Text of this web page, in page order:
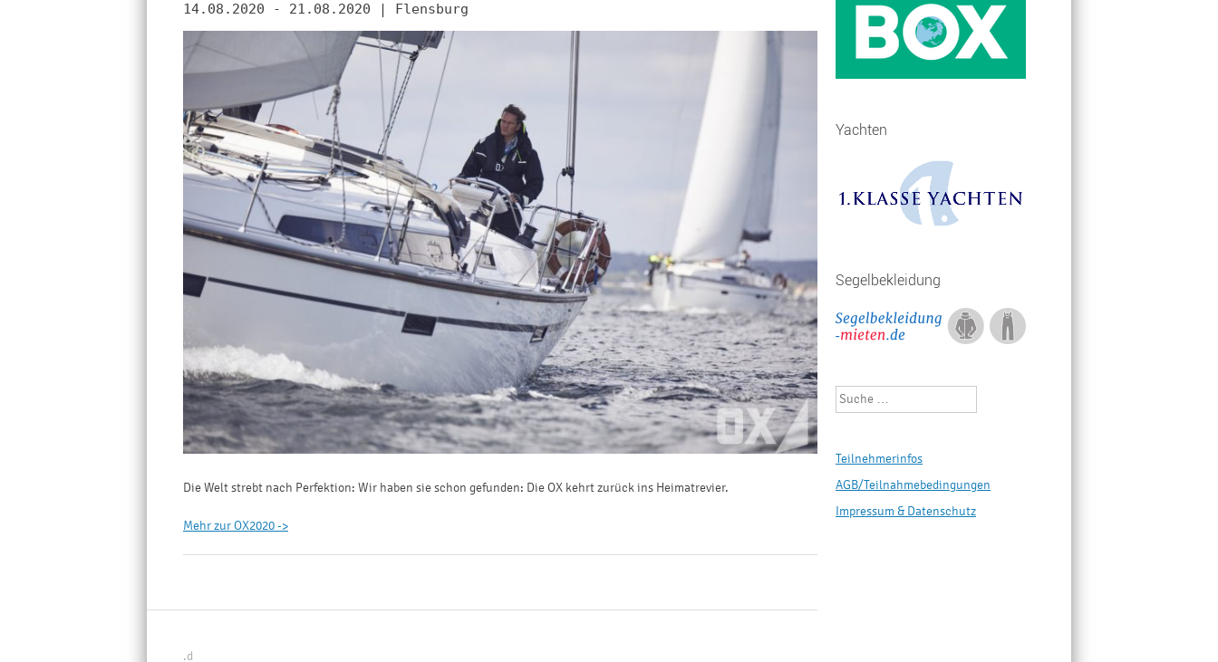
14.08.2020 - 21.08.2020 | Flensburg
Die Welt strebt nach Perfektion: Wir haben sie schon gefunden: Die OX kehrt zurück ins Heimatrevier.
Mehr zur OX2020 ->
Yachten
Segelbekleidung
Suchen
Teilnehmerinfos
AGB/Teilnahmebedingungen
Impressum & Datenschutz
.d